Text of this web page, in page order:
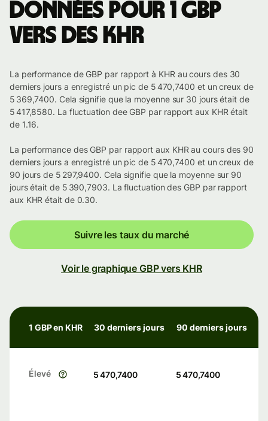
Données pour 1 GBP
vers des KHR
La performance de GBP par rapport à KHR au cours des 30
derniers jours a enregistré un pic de 5 470,7400 et un creux de
5 369,7400. Cela signifie que la moyenne sur 30 jours était de
5 417,8580. La fluctuation dee GBP par rapport aux KHR était
de 1.16.
La performance des GBP par rapport aux KHR au cours des 90
derniers jours a enregistré un pic de 5 470,7400 et un creux de
90 jours de 5 297,9400. Cela signifie que la moyenne sur 90
jours était de 5 390,7903. La fluctuation des GBP par rapport
aux KHR était de 0.30.
Suivre les taux du marché
Voir le graphique GBP vers KHR
1 GBP en KHR 30 derniers jours 90 derniers jours
Élevé 5 470,7400 5 470,7400